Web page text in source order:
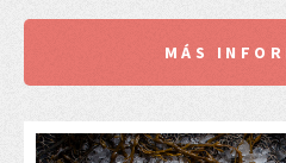
MÁS